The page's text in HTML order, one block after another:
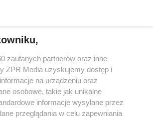
dalej rozpowszechniany w jakikolwiek sposób
lub mechaniczny) na jakimkolwiek polu
formie, włącznie z umieszczaniem w
zgody właściciela praw. Jakiekolwiek użycie
w całości lub w części z naruszeniem
zgody, jest zabronione pod groźbą kary i
zaufanych partnerów oraz inne
ZPR Media uzyskujemy dostęp i
na urządzeniu oraz
osobowe, takie jak unikalne
informacje wysyłane przez
przeglądania w celu zapewniania